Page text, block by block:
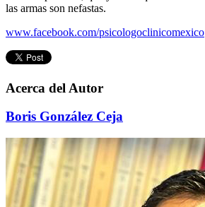
las armas son nefastas.
www.facebook.com/psicologoclinicomexico
Acerca del Autor
Boris González Ceja